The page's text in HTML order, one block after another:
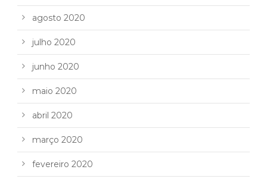
agosto 2020
julho 2020
junho 2020
maio 2020
abril 2020
março 2020
fevereiro 2020